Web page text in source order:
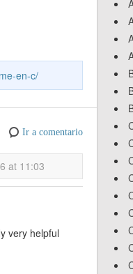
en-c/
Ir a comentario
at 11:03
very helpful